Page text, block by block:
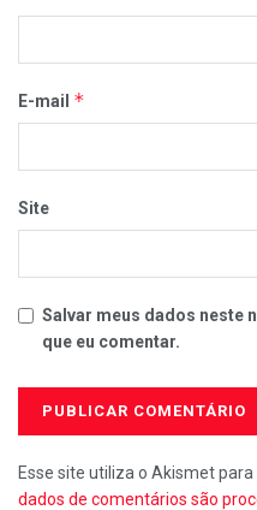
E-mail *
Site
Salvar meus dados neste
que eu comentar.
Esse site utiliza o Akismet para
dados de comentários são